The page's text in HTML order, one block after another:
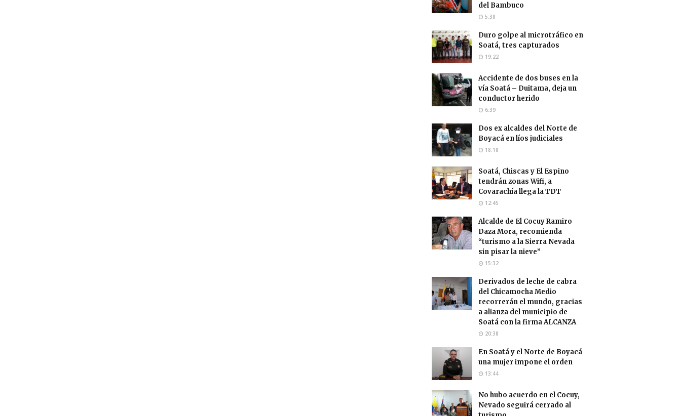
del Bambuco
5:38
Duro golpe al microtráfico en
Soatá, tres capturados
19:22
Accidente de dos buses en la
vía Soatá – Duitama, deja un
conductor herido
6:39
Dos ex alcaldes del Norte de
Boyacá en líos judiciales
18:18
Soatá, Chiscas y El Espino
tendrán zonas Wifi, a
Covarachía llega la TDT
12:45
Alcalde de El Cocuy Ramiro
Daza Mora, recomienda
“turismo a la Sierra Nevada
sin pisar la nieve”
15:32
Derivados de leche de cabra
del Chicamocha Medio
recorrerán el mundo, gracias
a alianza del municipio de
Soatá con la firma ALCANZA
20:38
En Soatá y el Norte de Boyacá
una mujer impone el orden
13:44
No hubo acuerdo en el Cocuy,
Nevado seguirá cerrado al